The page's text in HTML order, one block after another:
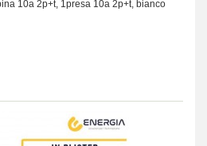
10a 2p+t, 1presa 10a 2p+t, bianco